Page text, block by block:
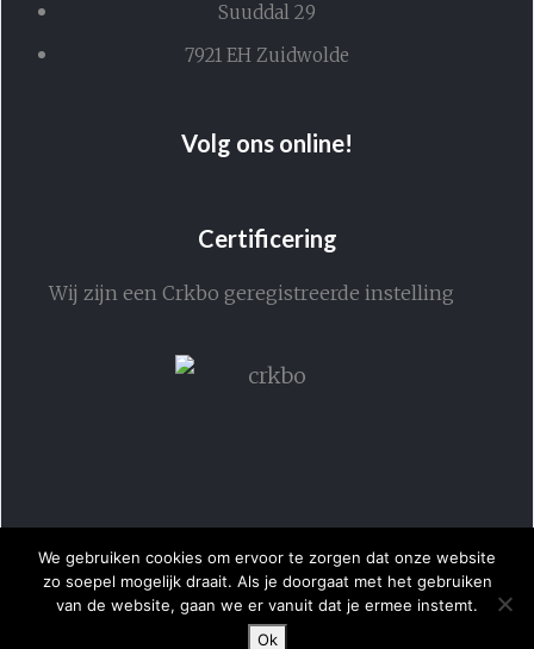
Suuddal 29
7921 EH Zuidwolde
Volg ons online!
Certificering
Wij zijn een Crkbo geregistreerde instelling
We gebruiken cookies om ervoor te zorgen dat onze website
zo soepel mogelijk draait. Als je doorgaat met het gebruiken
van de website, gaan we er vanuit dat je ermee instemt.
Ok